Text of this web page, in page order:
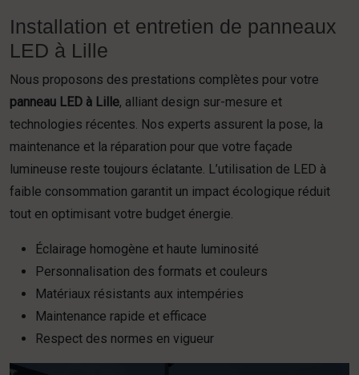
Installation et entretien de panneaux
LED à Lille
Nous proposons des prestations complètes pour votre
panneau LED à Lille, alliant design sur-mesure et
technologies récentes. Nos experts assurent la pose, la
maintenance et la réparation pour que votre façade
lumineuse reste toujours éclatante. L’utilisation de LED à
faible consommation garantit un impact écologique réduit
tout en optimisant votre budget énergie.
Éclairage homogène et haute luminosité
Personnalisation des formats et couleurs
Matériaux résistants aux intempéries
Maintenance rapide et efficace
Respect des normes en vigueur